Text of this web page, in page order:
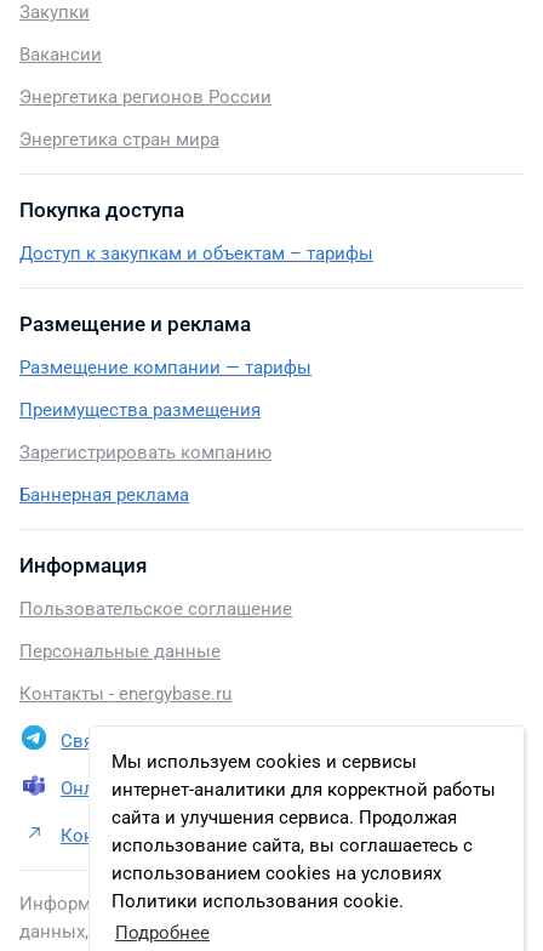
Мы используем cookies и сервисы
интернет-аналитики для корректной работы
сайта и улучшения сервиса. Продолжая
использование сайта, вы соглашаетесь с
использованием cookies на условиях
Политики использования cookie.
Подробнее
Закупки
Вакансии
Энергетика регионов России
Энергетика стран мира
Покупка доступа
Доступ к закупкам и объектам – тарифы
Размещение и реклама
Размещение компании — тарифы
Преимущества размещения
Зарегистрировать компанию
Баннерная реклама
Информация
Пользовательское соглашение
Персональные данные
Контакты - energybase.ru
Связаться в Telegram
Онлайн презентация
Контакты Bangladesh Atomic Energy Commission
Информация, размещенная на сайте, включена в базу
данных, зарегистрированную в Федеральной службе по